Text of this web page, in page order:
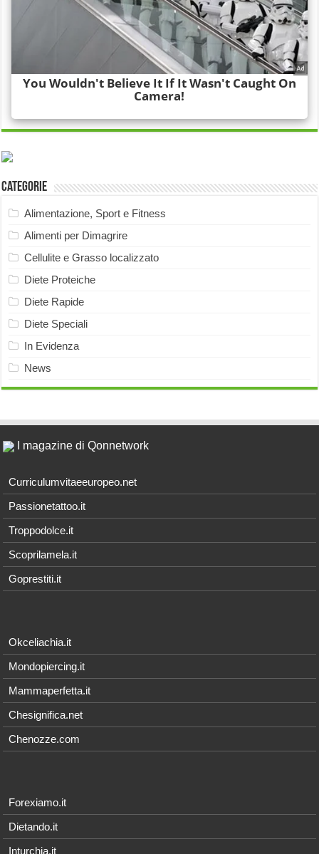
Categorie
Alimentazione, Sport e Fitness
Alimenti per Dimagrire
Cellulite e Grasso localizzato
Diete Proteiche
Diete Rapide
Diete Speciali
In Evidenza
News
I magazine di Qonnetwork
Curriculumvitaeeuropeo.net
Passionetattoo.it
Troppodolce.it
Scoprilamela.it
Goprestiti.it
Okceliachia.it
Mondopiercing.it
Mammaperfetta.it
Chesignifica.net
Chenozze.com
Forexiamo.it
Dietando.it
Inturchia.it